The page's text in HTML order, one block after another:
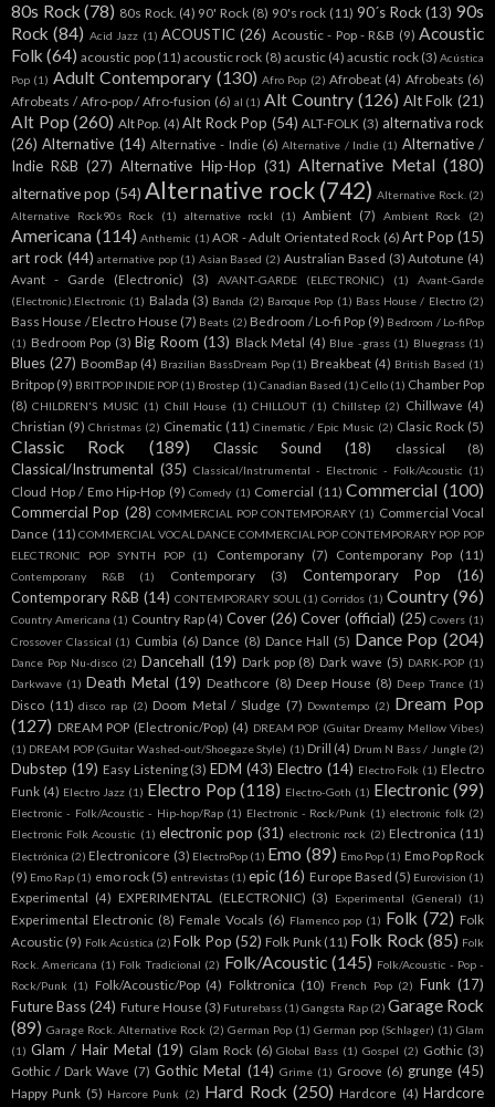
80s Rock (78) 80s Rock. (4) 90' Rock (8) 90's rock (11) 90´s Rock (13) 90s
Rock (84) Acid Jazz (1) ACOUSTIC (26) Acoustic - Pop - R&B (9) Acoustic
Folk (64) acoustic pop (11) acoustic rock (8) acustic (4) acustic rock (3) Acústica
Pop (1) Adult Contemporary (130) Afro Pop (2) Afrobeat (4) Afrobeats (6)
Afrobeats / Afro-pop / Afro-fusion (6) al (1) Alt Country (126) Alt Folk (21)
Alt Pop (260) Alt Pop. (4) Alt Rock Pop (54) ALT-FOLK (3) alternativa rock
(26) Alternative (14) Alternative - Indie (6) Alternative / Indie (1) Alternative /
Indie R&B (27) Alternative Hip-Hop (31) Alternative Metal (180)
alternative pop (54) Alternative rock (742) Alternative Rock. (2)
Alternative Rock90s Rock
(1) alternative rockl (1) Ambient (7) Ambient Rock (2)
Americana (114) Anthemic (1) AOR - Adult Orientated Rock (6) Art Pop (15)
art rock (44) arternative pop (1) Asian Based (2) Australian Based (3) Autotune (4)
Avant - Garde (Electronic)
(3) AVANT-GARDE (ELECTRONIC) (1)
Avant-Garde
(Electronic).Electronic (1) Balada (3) Banda (2) Baroque Pop (1) Bass House / Electro (2)
Bass House / Electro House (7) Beats (2) Bedroom / Lo-fi Pop (9) Bedroom / Lo-fiPop
(1) Bedroom Pop (3) Big Room (13) Black Metal (4) Blue -grass (1) Bluegrass (1)
Blues (27) BoomBap (4) Brazilian BassDream Pop (1) Breakbeat (4) British Based (1)
Britpop (9) BRITPOP INDIE POP (1) Brostep (1) Canadian Based (1) Cello (1) Chamber Pop
(8) CHILDREN'S MUSIC (1) Chill House (1) CHILLOUT (1) Chillstep (2) Chillwave (4)
Christian (9) Christmas (2) Cinematic (11) Cinematic / Epic Music (2) Clasic Rock (5)
Classic Rock (189) Classic Sound (18) classical (8)
Classical/Instrumental (35) Classical/Instrumental - Electronic - Folk/Acoustic (1)
Cloud Hop / Emo Hip-Hop (9) Comedy (1) Comercial (11) Commercial (100)
Commercial Pop (28) COMMERCIAL POP CONTEMPORARY (1) Commercial Vocal
Dance (11) COMMERCIAL VOCAL DANCE COMMERCIAL POP CONTEMPORARY POP POP
ELECTRONIC POP SYNTH POP
(1) Contemporany (7) Contemporany Pop (11)
Contemporany R&B (1) Contemporary (3) Contemporary Pop
(16)
Contemporary R&B (14) CONTEMPORARY SOUL (1) Corridos (1) Country (96)
Country Americana (1) Country Rap (4) Cover (26) Cover (official) (25) Covers (1)
Crossover Classical (1) Cumbia (6) Dance (8) Dance Hall (5) Dance Pop (204)
Dance Pop Nu-disco (2) Dancehall (19) Dark pop (8) Dark wave (5) DARK-POP (1)
Darkwave (1) Death Metal (19) Deathcore (8) Deep House (8) Deep Trance (1)
Disco (11) disco rap (2) Doom Metal / Sludge (7) Downtempo (2) Dream Pop
(127) DREAM POP (Electronic/Pop) (4) DREAM POP (Guitar Dreamy Mellow Vibes)
(1) DREAM POP (Guitar Washed-out/Shoegaze Style) (1) Drill (4) Drum N Bass / Jungle (2)
Dubstep (19) Easy Listening (3) EDM (43) Electro (14) Electro Folk (1) Electro
Funk (4) Electro Jazz (1) Electro Pop (118) Electro-Goth (1) Electronic (99)
Electronic - Folk/Acoustic - Hip-hop/Rap (1) Electronic - Rock/Punk (1) electronic folk (2)
Electronic Folk Acoustic (1) electronic pop (31) electronic rock (2) Electronica (11)
Electrónica (2) Electronicore (3) ElectroPop (1) Emo (89) Emo Pop (1) Emo Pop Rock
(9) Emo Rap (1) emo rock (5) entrevistas (1) epic (16) Europe Based (5) Eurovision (1)
Experimental (4) EXPERIMENTAL (ELECTRONIC) (3) Experimental (General) (1)
Experimental Electronic (8) Female Vocals (6) Flamenco pop (1) Folk (72) Folk
Acoustic (9) Folk Acústica (2) Folk Pop (52) Folk Punk (11) Folk Rock (85) Folk
Rock. Americana (1) Folk Tradicional (2) Folk/Acoustic (145) Folk/Acoustic - Pop -
Rock/Punk (1) Folk/Acoustic/Pop (4) Folktronica (10) French Pop (2) Funk (17)
Future Bass (24) Future House (3) Futurebass (1) Gangsta Rap (2) Garage Rock
(89) Garage Rock. Alternative Rock (2) German Pop (1) German pop (Schlager) (1) Glam
(1) Glam / Hair Metal (19) Glam Rock (6) Global Bass (1) Gospel (2) Gothic (3)
Gothic / Dark Wave (7) Gothic Metal (14) Grime (1) Groove (6) grunge (45)
Happy Punk (5) Harcore Punk (2) Hard Rock (250) Hardcore (4) Hardcore